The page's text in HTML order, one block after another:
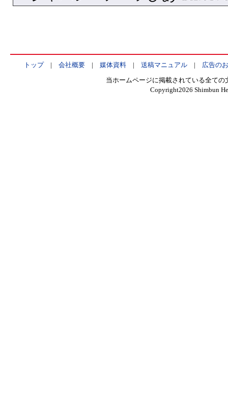
トップ| 会社概要| 媒体資料| 送稿マニュアル| 広告の
当ホームページに掲載されている全て
Copyright2026 Shimbun